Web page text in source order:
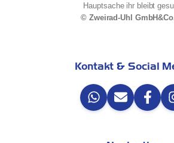
Hauptsache ihr bleibt
© Zweirad-Uhl
Kontakt & Social